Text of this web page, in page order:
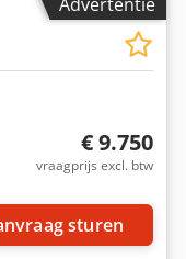
€ 9.750
vraagprijs excl. btw
sturen